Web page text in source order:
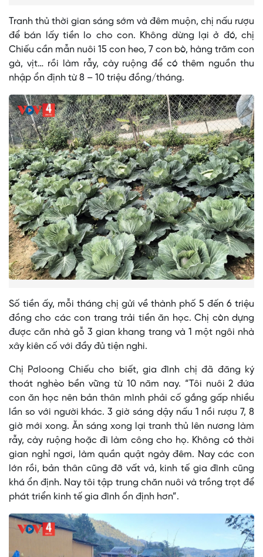
Tranh thủ thời gian sáng sớm và đêm muộn, chị nấu rượu
để bán lấy tiền lo cho con. Không dừng lại ở đó, chị
Chiếu cần mẫn nuôi 15 con heo, 7 con bò, hàng trăm con
gà, vịt… rồi làm rẫy, cày ruộng để có thêm nguồn thu
nhập ổn định từ 8 – 10 triệu đồng/tháng.
Số tiền ấy, mỗi tháng chị gửi về thành phố 5 đến 6 triệu
đồng cho các con trang trải tiền ăn học. Chị còn dựng
được căn nhà gỗ 3 gian khang trang và 1 một ngôi nhà
xây kiên cố với đầy đủ tiện nghi.
Chị Pơloong Chiếu cho biết, gia đình chị đã đăng ký
thoát nghèo bền vững từ 10 năm nay. “Tôi nuôi 2 đứa
con ăn học nên bản thân mình phải cố gắng gấp nhiều
lần so với người khác. 3 giờ sáng dậy nấu 1 nồi rượu 7, 8
giờ mới xong. Ăn sáng xong lại tranh thủ lên nương làm
rẫy, cày ruộng hoặc đi làm công cho họ. Không có thời
gian nghỉ ngơi, làm quần quật ngày đêm. Nay các con
lớn rồi, bản thân cũng đỡ vất vả, kinh tế gia đình cũng
khá ổn định. Nay tôi tập trung chăn nuôi và trồng trọt để
phát triển kinh tế gia đình ổn định hơn”.